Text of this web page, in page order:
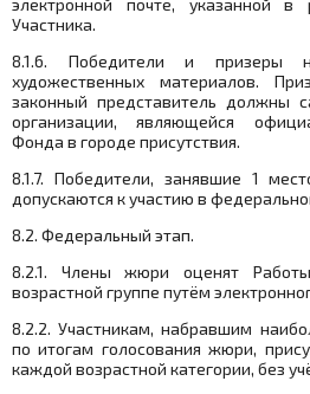
электронной почте, указанной в
Участника.
8.1.6. Победители и призеры
художественных материалов.
законный представитель должны
организации, являющейся
Фонда в городе присутствия.
8.1.7. Победители, занявшие 1
допускаются к участию в
8.2. Федеральный этап.
8.2.1. Члены жюри оценят
возрастной группе путём
8.2.2. Участникам, набравшим
по итогам голосования жюри,
каждой возрастной категории, без